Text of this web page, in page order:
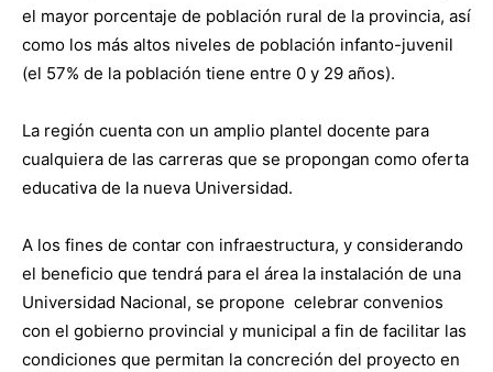
el mayor porcentaje de población rural de la provincia, así
como los más altos niveles de población infanto-juvenil
(el 57% de la población tiene entre 0 y 29 años).
La región cuenta con un amplio plantel docente para
cualquiera de las carreras que se propongan como oferta
educativa de la nueva Universidad.
A los fines de contar con infraestructura, y considerando
el beneficio que tendrá para el área la instalación de una
Universidad Nacional, se propone celebrar convenios
con el gobierno provincial y municipal a fin de facilitar las
condiciones que permitan la concreción del proyecto en